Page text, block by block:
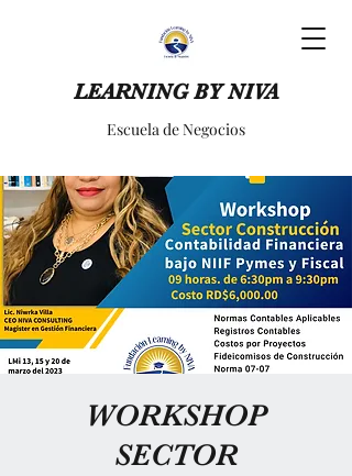
LEARNING BY NIVA
Escuela de Negocios
WORKSHOP
SECTOR